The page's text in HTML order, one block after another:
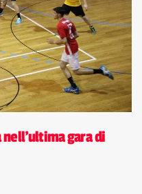
nell'ultima gara di